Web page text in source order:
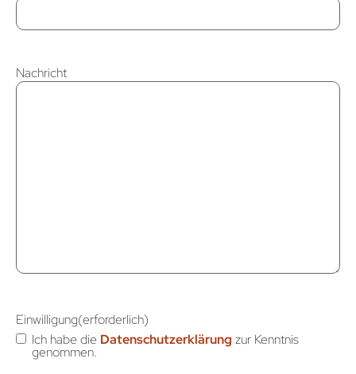
Nachricht
Einwilligung(erforderlich)
Ich habe die Datenschutzerklärung zur Kenntnis
genommen.